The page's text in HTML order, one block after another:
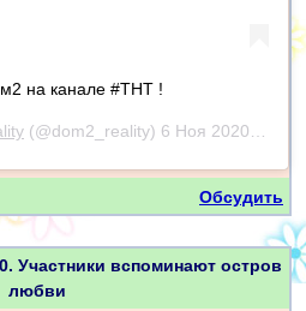
на канале #ТНТ !
(@dom2_reality) 6 Ноя 2020 в 2:07 PST
Обсудить
Участники вспоминают остров
любви